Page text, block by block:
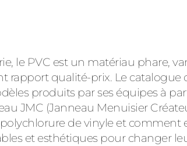
le PVC est un matériau phare,
rapport qualité-prix. Le catalogue
produits par ses équipes à
JMC (Janneau Menuisier
de vinyle et
et esthétiques pour changer